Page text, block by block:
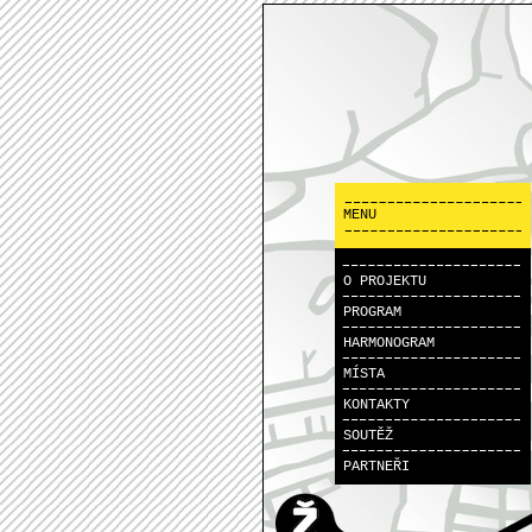
MENU
O PROJEKTU
PROGRAM
HARMONOGRAM
MÍSTA
KONTAKTY
SOUTĚŽ
PARTNEŘI